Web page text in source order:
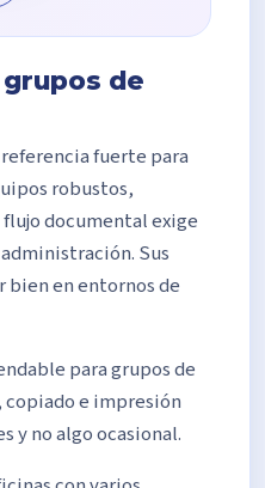
de
fuerte para
robustos,
documental exige
Sus
bien en entornos de
para grupos de
copiado e impresión
y no algo ocasional.